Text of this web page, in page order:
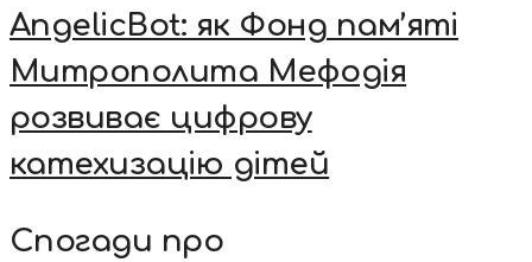
AngelicBot: як Фонд пам’яті
Митрополита Мефодія
розвиває цифрову
катехизацію дітей
Спогади про